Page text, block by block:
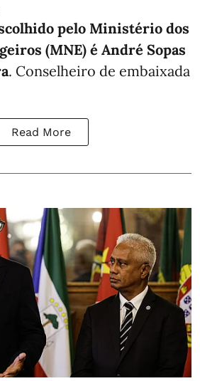
pelo Ministério dos
(MNE) é André Sopas
. Conselheiro de embaixada
Read More